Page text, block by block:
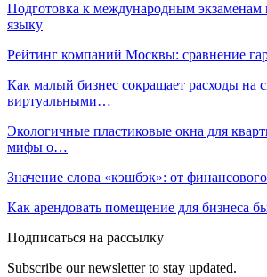
Подготовка к международным экзаменам
языку
Рейтинг компаний Москвы: сравнение
Как малый бизнес сокращает расходы на
виртуальными…
Экологичные пластиковые окна для
мифы о…
Значение слова «кэшбэк»: от
Как арендовать помещение для бизнеса
Подписаться на рассылку
Subscribe our newsletter to stay updated.